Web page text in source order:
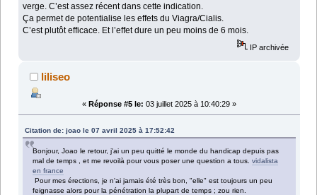
verge. C’est assez récent dans cette indication.
Ça permet de potentialise les effets du Viagra/Cialis.
C’est plutôt efficace. Et l’effet dure un peu moins de 6 mois.
IP archivée
liliseo
« Réponse #5 le: 03 juillet 2025 à 10:40:29 »
Citation de: joao le 07 avril 2025 à 17:52:42
Bonjour, Joao le retour, j'ai un peu quitté le monde du handicap depuis pas
mal de temps , et me revoilà pour vous poser une question a tous.vidalista
en france
Pour mes érections, je n'ai jamais été très bon, "elle" est toujours un peu
feignasse alors pour la pénétration la plupart de temps ; zou rien.